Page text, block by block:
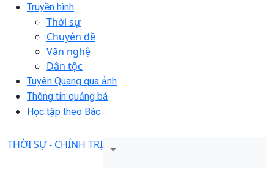
Truyền hình
Thời sự
Chuyên đề
Văn nghệ
Dân tộc
Tuyên Quang qua ảnh
Thông tin quảng bá
Học tập theo Bác
THỜI SỰ - CHÍNH TRỊ